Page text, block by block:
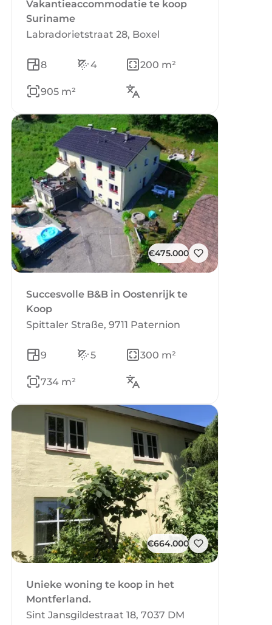
Vakantieaccommodatie te koop
Suriname
Labradorietstraat 28, Boxel
8 4 200 m²
905 m²
€475.000
Succesvolle B&B in Oostenrijk te
Koop
Spittaler Straße, 9711 Paternion
9 5 300 m²
734 m²
€664.000
Unieke woning te koop in het
Montferland.
Sint Jansgildestraat 18, 7037 DM